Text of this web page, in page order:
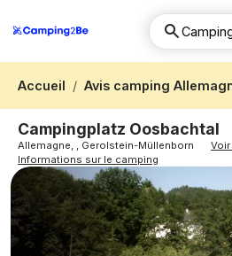
Accueil Avis camping
Campingplatz Oosbachtal
Allemagne, , Gerolstein-Müllenborn
Informations sur le camping